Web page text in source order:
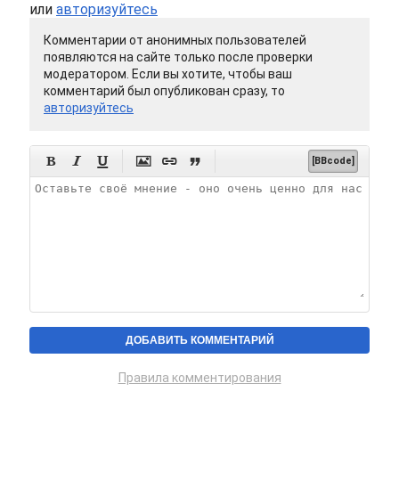
или авторизуйтесь
Комментарии от анонимных пользователей
появляются на сайте только после проверки
модератором. Если вы хотите, чтобы ваш
комментарий был опубликован сразу, то
авторизуйтесь
      [BBcode]
Правила комментирования